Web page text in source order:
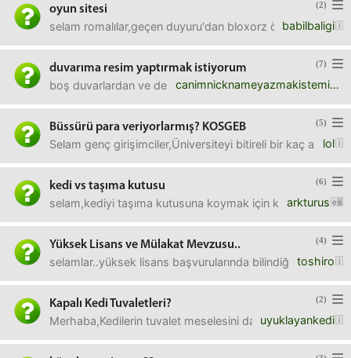
(2)
oyun sitesi
babilbaligi
selam romalılar,geçen duyuru'dan bloxorz önerisi alıp
(7)
duvarıma resim yaptırmak istiyorum
canimnicknameyazmakistemiyor
boş duvarlardan ve de çerçevelerden, resimlerden
(5)
Büssürü para veriyorlarmış? KOSGEB
lol
Selam genç girişimciler,Üniversiteyi bitireli bir kaç ay oldu.
(6)
kedi vs taşıma kutusu
arkturus
selam,kediyi taşıma kutusuna koymak için kolay bir
(4)
Yüksek Lisans ve Mülakat Mevzusu..
toshiro
selamlar..yüksek lisans başvurularında bilindiği üzere
(2)
Kapalı Kedi Tuvaletleri?
uyuklayankedi
Merhaba,Kedilerin tuvalet meselesini daha kolay ve temiz